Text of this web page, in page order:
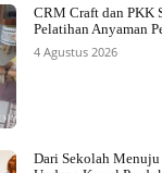
CRM Craft dan PKK
Pelatihan Anyaman
4 Agustus 2026
Dari Sekolah Menuju